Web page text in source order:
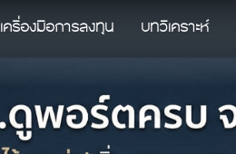
เครื่องมือการลงทุน บทวิเคราะห์